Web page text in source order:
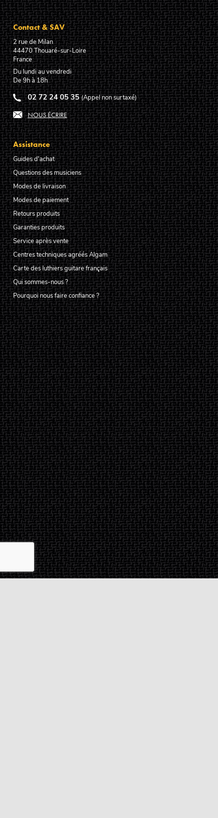
Contact & SAV
2 rue de Milan
44470Thouaré-sur-Loire
France
Du lundi au vendredi
De 9h à 18h
02 72 24 05 35 (Appel non surtaxé)
NOUS ÉCRIRE
Assistance
Guides d'achat
Questions des musiciens
Modes de livraison
Modes de paiement
Retours produits
Garanties produits
Service après vente
Centres techniques agréés Algam
Carte des luthiers guitare français
Qui sommes-nous ?
Pourquoi nous faire confiance ?